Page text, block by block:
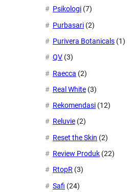
Psikologi (7)
Purbasari (2)
Purivera Botanicals (1)
QV (3)
Raecca (2)
Real White (3)
Rekomendasi (12)
Reluvie (2)
Reset the Skin (2)
Review Produk (22)
RtopR (3)
Safi (24)